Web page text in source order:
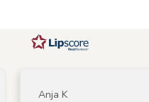
Anja K